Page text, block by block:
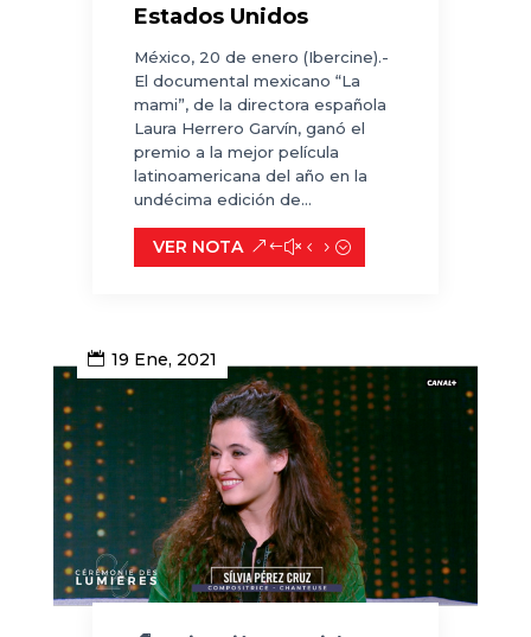
Estados Unidos
México, 20 de enero (Ibercine).-
El documental mexicano “La
mami”, de la directora española
Laura Herrero Garvín, ganó el
premio a la mejor película
latinoamericana del año en la
undécima edición de...
VER NOTA
19 Ene, 2021